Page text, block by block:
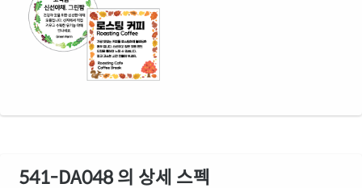
541-DA048 의 상세 스펙